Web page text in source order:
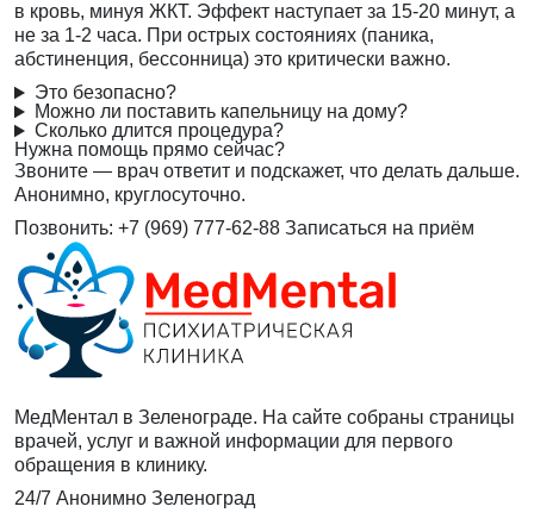
в кровь, минуя ЖКТ. Эффект наступает за 15-20 минут, а
не за 1-2 часа. При острых состояниях (паника,
абстиненция, бессонница) это критически важно.
Это безопасно?
Можно ли поставить капельницу на дому?
Сколько длится процедура?
Нужна помощь прямо сейчас?
Звоните — врач ответит и подскажет, что делать дальше.
Анонимно, круглосуточно.
Позвонить: +7 (969) 777-62-88 Записаться на приём
МедМентал в Зеленограде. На сайте собраны страницы
врачей, услуг и важной информации для первого
обращения в клинику.
24/7 Анонимно Зеленоград